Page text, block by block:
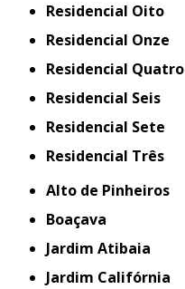
Residencial Oito
Residencial Onze
Residencial Quatro
Residencial Seis
Residencial Sete
Residencial Três
Alto de Pinheiros
Boaçava
Jardim Atibaia
Jardim Califórnia